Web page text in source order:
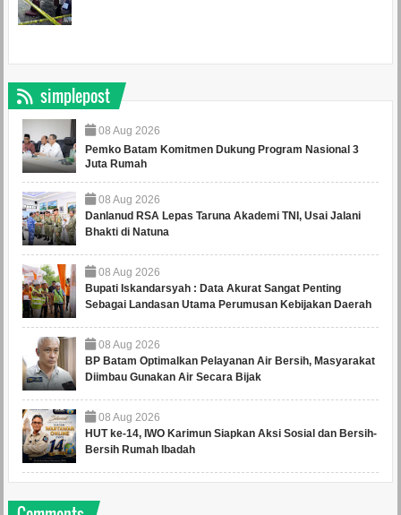
simplepost
08 Aug 2026
Pemko Batam Komitmen Dukung Program Nasional 3
Juta Rumah
08 Aug 2026
Danlanud RSA Lepas Taruna Akademi TNI, Usai Jalani
Bhakti di Natuna
08 Aug 2026
Bupati Iskandarsyah : Data Akurat Sangat Penting
Sebagai Landasan Utama Perumusan Kebijakan Daerah
08 Aug 2026
BP Batam Optimalkan Pelayanan Air Bersih, Masyarakat
Diimbau Gunakan Air Secara Bijak
08 Aug 2026
HUT ke-14, IWO Karimun Siapkan Aksi Sosial dan Bersih-
Bersih Rumah Ibadah